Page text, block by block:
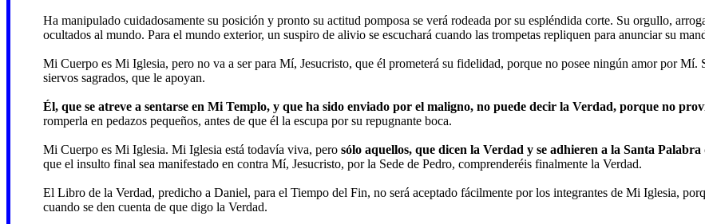
Ha manipulado cuidadosamente su posición y pronto su actitud pomposa se verá rodeada por su espléndida corte. Su orgullo,
ocultados al mundo. Para el mundo exterior, un suspiro de alivio se escuchará cuando las trompetas repliquen para anunciar su
Mi Cuerpo es Mi Iglesia, pero no va a ser para Mí, Jesucristo, que él prometerá su fidelidad, porque no posee ningún amor por
siervos sagrados, que le apoyan.
Él, que se atreve a sentarse en Mi Templo, y que ha sido enviado por el maligno, no puede decir la Verdad, porque no
romperla en pedazos pequeños, antes de que él la escupa por su repugnante boca.
Mi Cuerpo es Mi Iglesia. Mi Iglesia está todavía viva, pero sólo aquellos, que dicen la Verdad y se adhieren a la Santa
que el insulto final sea manifestado en contra Mí, Jesucristo, por la Sede de Pedro, comprenderéis finalmente la Verdad.
El Libro de la Verdad, predicho a Daniel, para el Tiempo del Fin, no será aceptado fácilmente por los integrantes de Mi Iglesia,
cuando se den cuenta de que digo la Verdad.